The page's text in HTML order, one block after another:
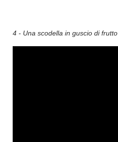
4 - Una scodella in guscio di frutto